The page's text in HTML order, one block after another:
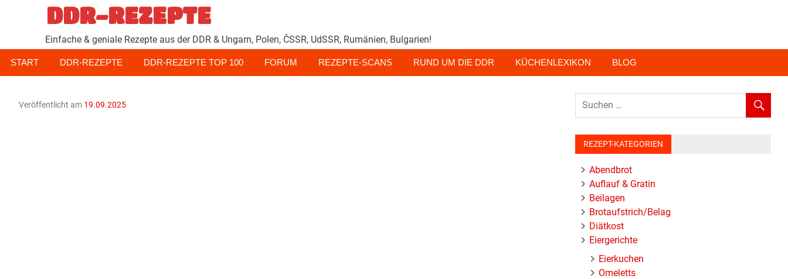
Zum
Inhalt
springen
DDR-REZEPTE
Einfache & geniale Rezepte aus der DDR & Ungarn, Polen, ČSSR, UdSSR, Rumänien, Bulgarien!
START DDR-REZEPTE DDR-REZEPTE TOP 100 FORUM REZEPTE-SCANS RUND UM DIE DDR KÜCHENLEXIKON BLOG
Veröffentlicht am 19.09.2025
REZEPT-KATEGORIEN
Abendbrot
Auflauf & Gratin
Beilagen
Brotaufstrich/Belag
Diätkost
Eiergerichte
Eierkuchen
Omeletts